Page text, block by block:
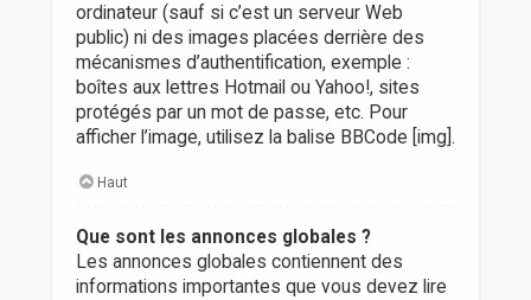
ordinateur (sauf si c’est un serveur Web
public) ni des images placées derrière des
mécanismes d’authentification, exemple :
boîtes aux lettres Hotmail ou Yahoo!, sites
protégés par un mot de passe, etc. Pour
afficher l’image, utilisez la balise BBCode [img].
Haut
Que sont les annonces globales ?
Les annonces globales contiennent des
informations importantes que vous devez lire